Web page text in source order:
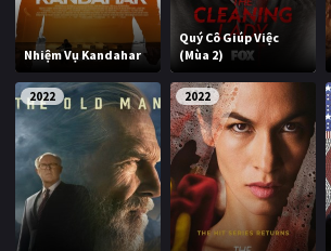
Hàn Quốc Nhật Bản
Ấn Độ
Tổng hợp
CẬP NHẬT
PHIM MỚI
PHIM BỘ
Nhiệm Vụ Kandahar
Quý Cô Giúp Việc
(Mùa 2)
2022 2022